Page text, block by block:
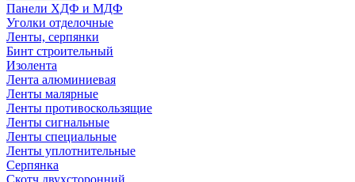
Панели ХДФ и МДФ
Уголки отделочные
Ленты, серпянки
Бинт строительный
Изолента
Лента алюминиевая
Ленты малярные
Ленты противоскользящие
Ленты сигнальные
Ленты специальные
Ленты уплотнительные
Серпянка
Скотч двухсторонний